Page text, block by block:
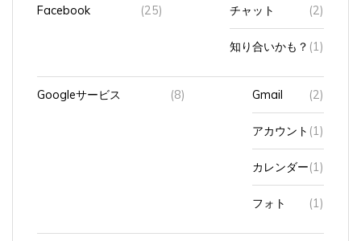
Facebook (25) チャット (2)
知り合いかも？ (1)
Googleサービス (8) Gmail (2)
アカウント (1)
カレンダー(1)
フォト (1)